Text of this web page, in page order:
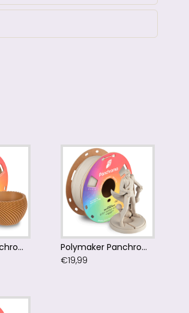
Polymaker Panchroma™ PLA Matte Wood Brown
Polymaker Panchroma™ PLA Matte Army Beige Filament
€19,99